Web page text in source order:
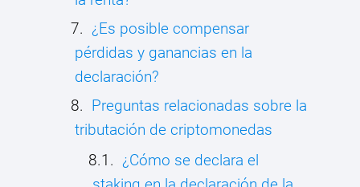
¿Es posible compensar
pérdidas y ganancias en la
declaración?
Preguntas relacionadas sobre la
tributación de criptomonedas
¿Cómo se declara el